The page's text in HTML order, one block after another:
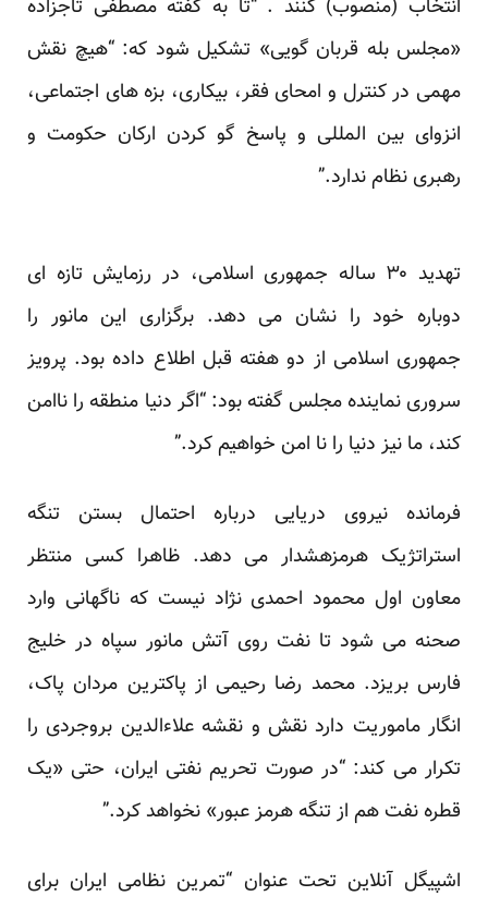
انتخاب (منصوب) کنند . “تا به گفته مصطفی تاجزاده
«مجلس بله قربان گویی» تشکیل شود که: “هیچ نقش
مهمی در کنترل و امحای فقر، بیکاری، بزه های اجتماعی،
انزوای بین المللی و پاسخ گو کردن ارکان حکومت و
رهبری نظام ندارد.”
تهدید ۳۰ ساله جمهوری اسلامی، در رزمایش تازه ای
دوباره خود را نشان می دهد. برگزاری این مانور را
جمهوری اسلامی از دو هفته قبل اطلاع داده بود. پرویز
سروری نماینده مجلس گفته بود: “اگر دنیا منطقه را ناامن
کند، ما نیز دنیا را نا امن خواهیم کرد.”
فرمانده نیروی دریایی درباره احتمال بستن تنگه
استراتژیک هرمزهشدار می دهد. ظاهرا کسی منتظر
معاون اول محمود احمدی نژاد نیست که ناگهانی وارد
صحنه می شود تا نفت روی آتش مانور سپاه در خلیج
فارس بریزد. محمد رضا رحیمی از پاکترین مردان پاک،
انگار ماموریت دارد نقش و نقشه علاءالدین بروجردی را
تکرار می کند: “در صورت تحریم نفتی ایران، حتی «یک
قطره نفت هم از تنگه هرمز عبور» نخواهد کرد.”
اشپیگل آنلاین تحت عنوان “تمرین نظامی ایران برای